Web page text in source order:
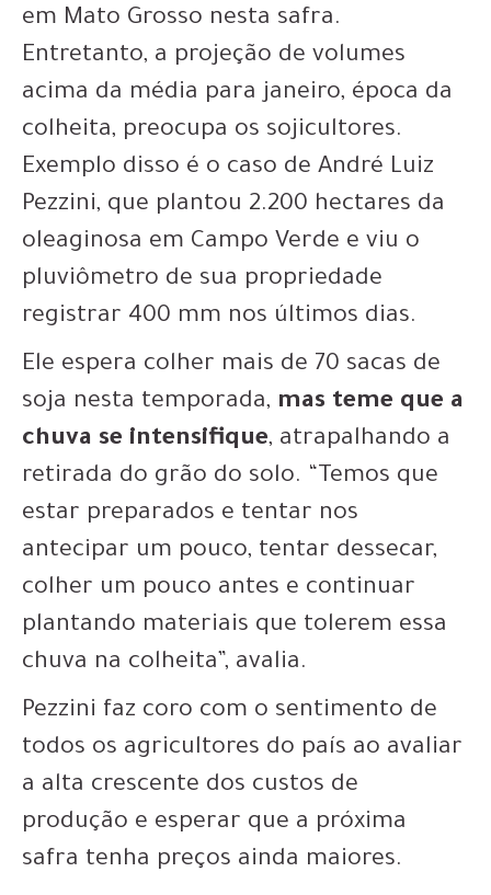
em Mato Grosso nesta safra.
Entretanto, a projeção de volumes
acima da média para janeiro, época da
colheita, preocupa os sojicultores.
Exemplo disso é o caso de André Luiz
Pezzini, que plantou 2.200 hectares da
oleaginosa em Campo Verde e viu o
pluviômetro de sua propriedade
registrar 400 mm nos últimos dias.
Ele espera colher mais de 70 sacas de
soja nesta temporada, mas teme que a
chuva se intensifique, atrapalhando a
retirada do grão do solo. “Temos que
estar preparados e tentar nos
antecipar um pouco, tentar dessecar,
colher um pouco antes e continuar
plantando materiais que tolerem essa
chuva na colheita”, avalia.
Pezzini faz coro com o sentimento de
todos os agricultores do país ao avaliar
a alta crescente dos custos de
produção e esperar que a próxima
safra tenha preços ainda maiores.